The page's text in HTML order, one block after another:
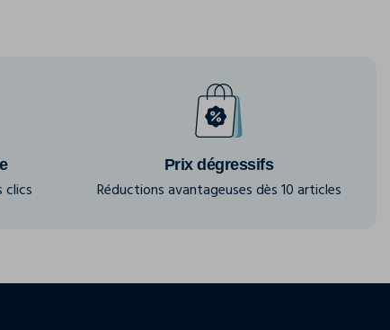
clics
Prix dégressifs
Réductions avantageuses dès 10 articles